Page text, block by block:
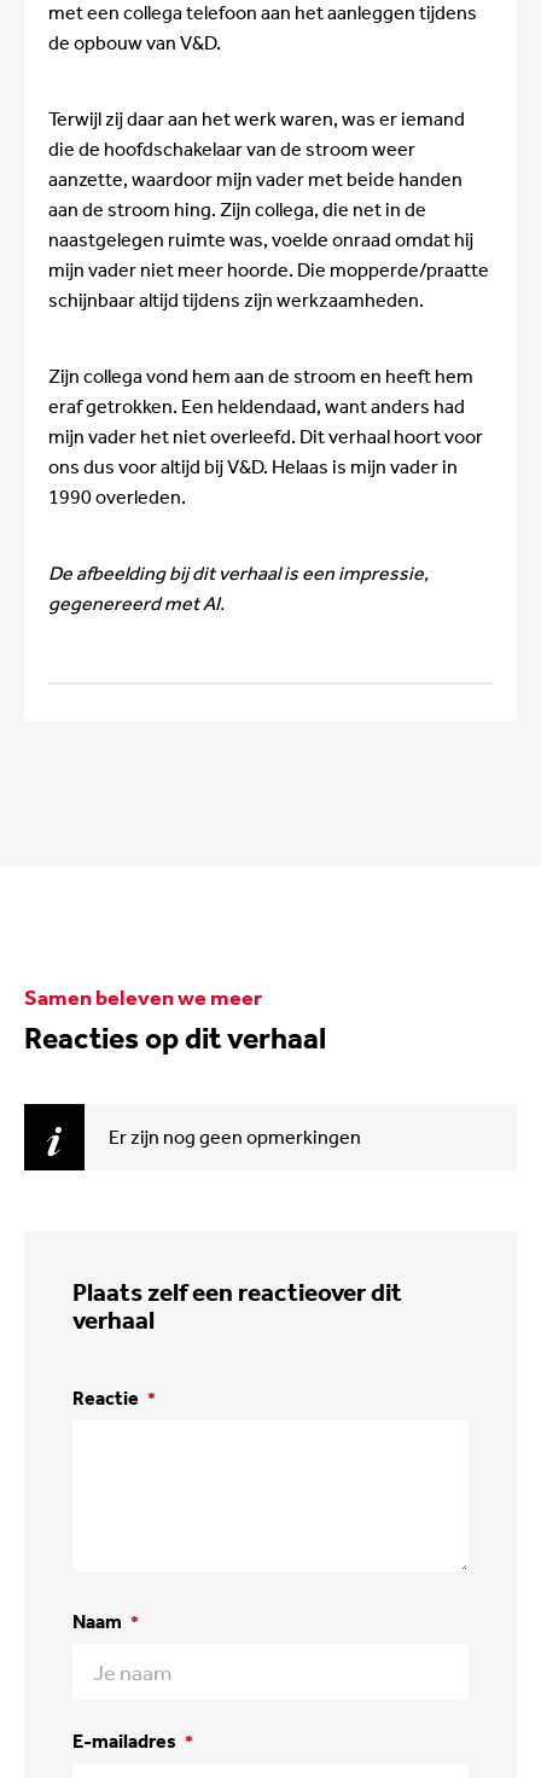
met een collega telefoon aan het aanleggen tijdens
de opbouw van V&D.
Terwijl zij daar aan het werk waren, was er iemand
die de hoofdschakelaar van de stroom weer
aanzette, waardoor mijn vader met beide handen
aan de stroom hing. Zijn collega, die net in de
naastgelegen ruimte was, voelde onraad omdat hij
mijn vader niet meer hoorde. Die mopperde/praatte
schijnbaar altijd tijdens zijn werkzaamheden.
Zijn collega vond hem aan de stroom en heeft hem
eraf getrokken. Een heldendaad, want anders had
mijn vader het niet overleefd. Dit verhaal hoort voor
ons dus voor altijd bij V&D. Helaas is mijn vader in
1990 overleden.
De afbeelding bij dit verhaal is een impressie,
gegenereerd met AI.
Samen beleven we meer
Reacties op dit verhaal
Er zijn nog geen opmerkingen
Plaats zelf een reactieover dit
verhaal
Reactie *
Naam *
E-mailadres *